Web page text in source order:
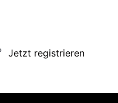
Jetzt registrieren